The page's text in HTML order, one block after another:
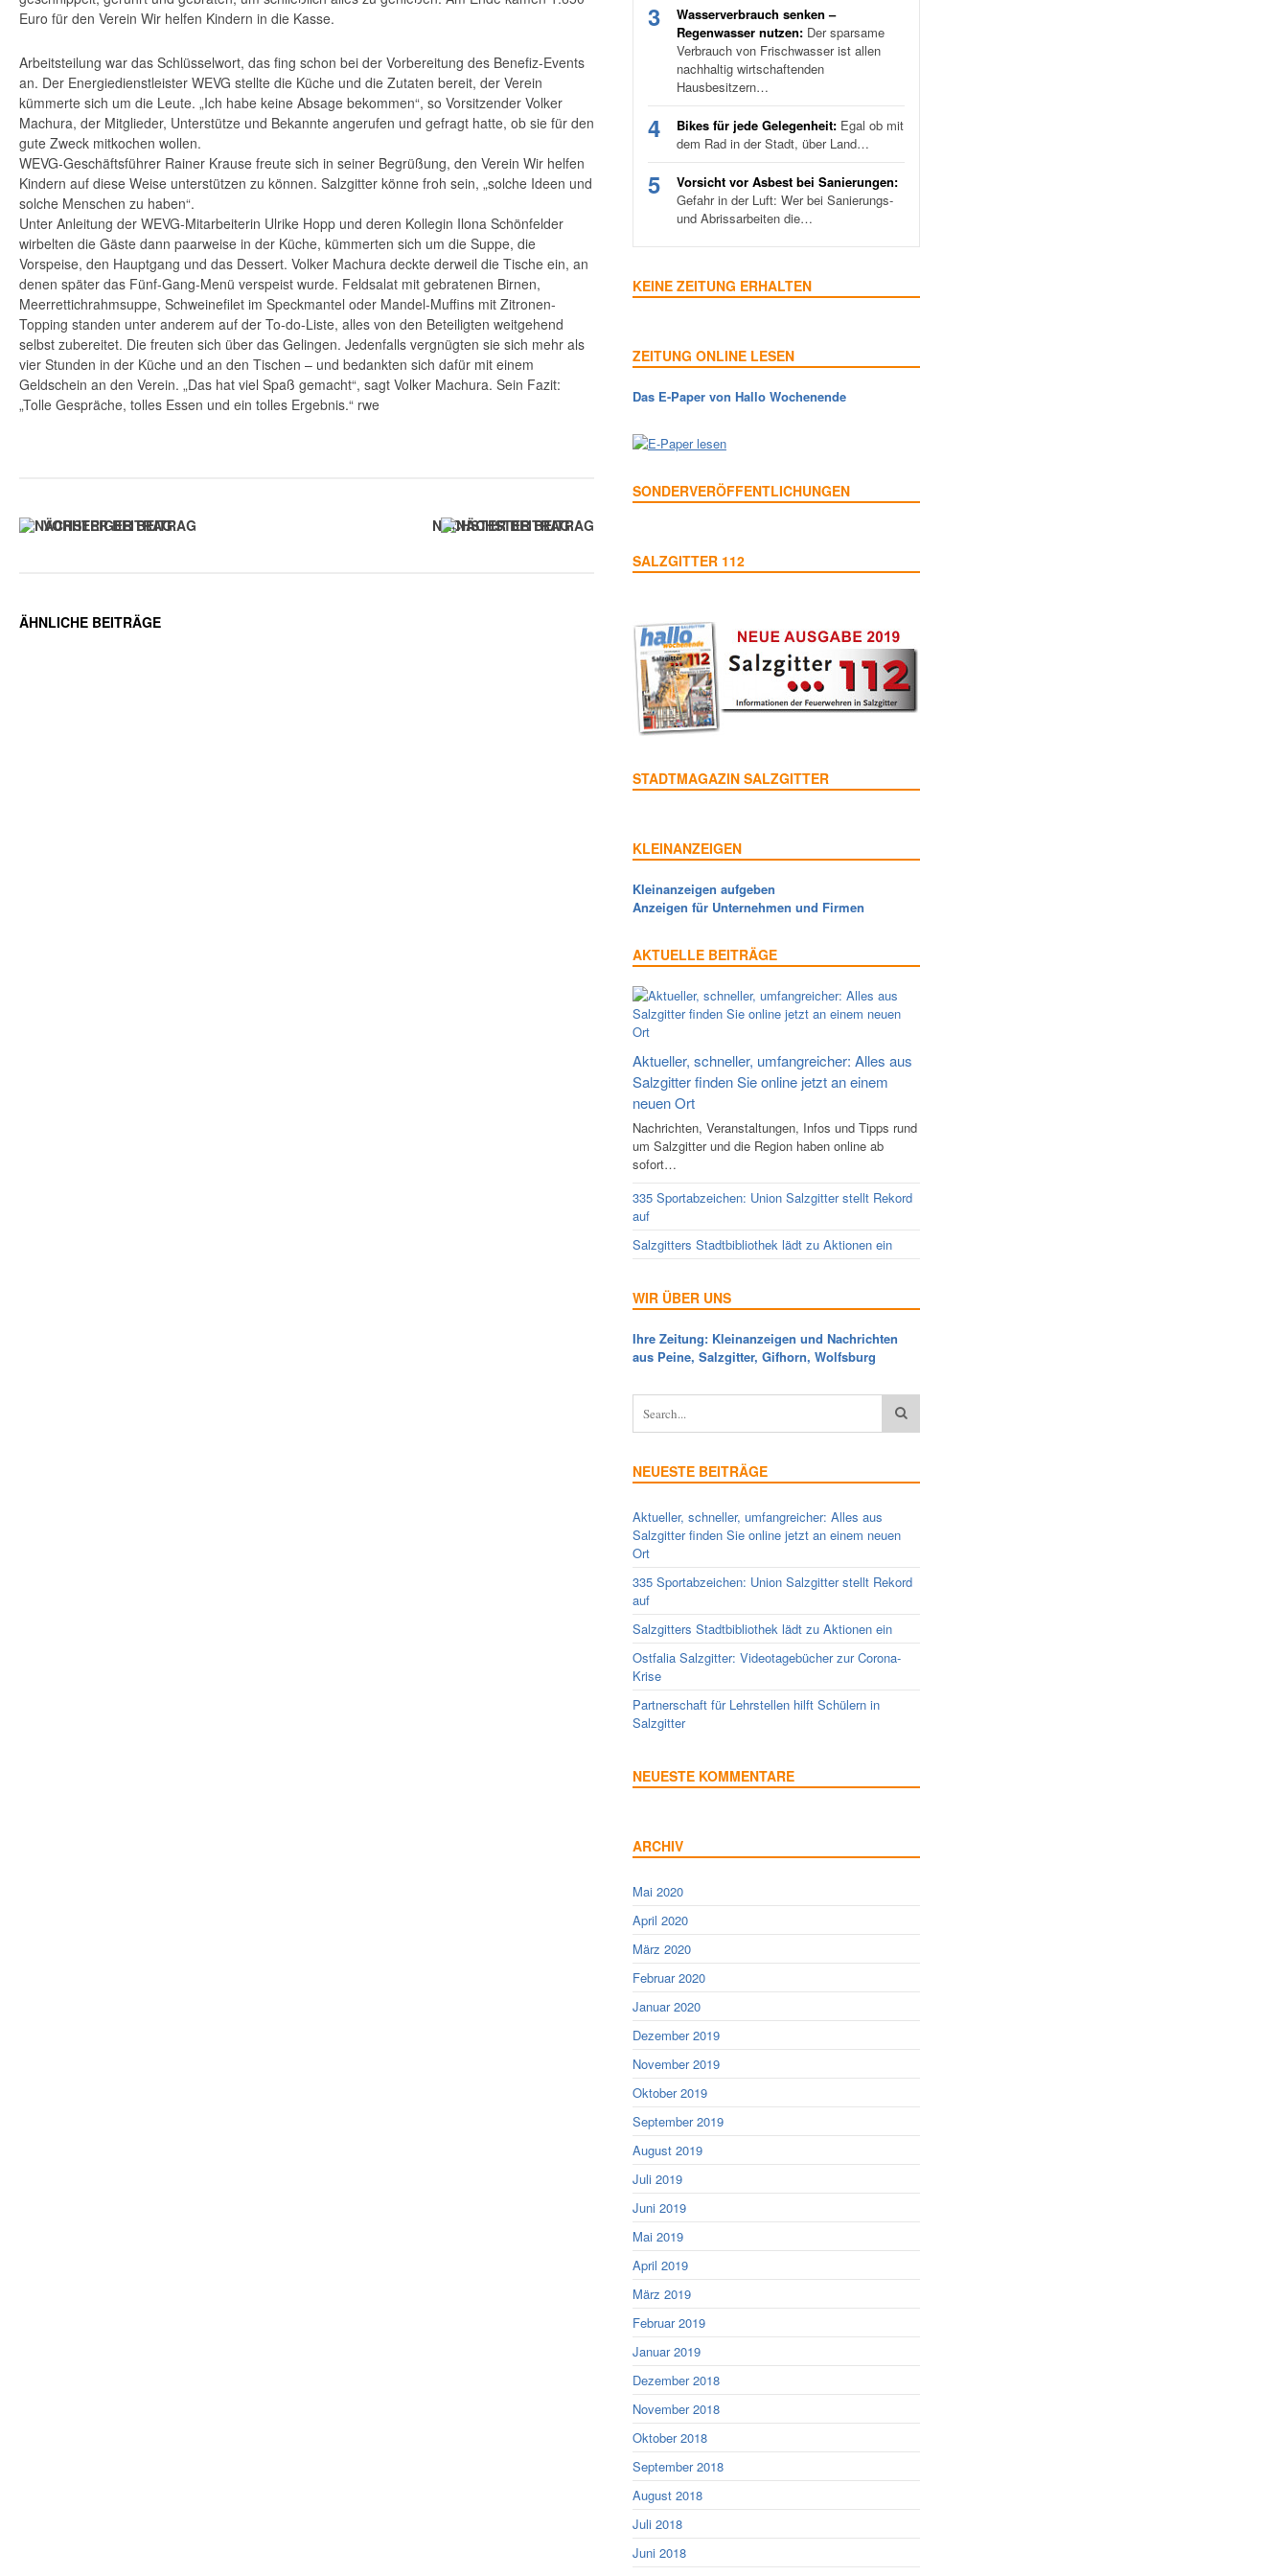
Euro für den Verein Wir helfen Kindern in die Kasse.
Arbeitsteilung war das Schlüsselwort, das fing schon bei der Vorbereitung des Benefiz-Events
an. Der Energiedienstleister WEVG stellte die Küche und die Zutaten bereit, der Verein
kümmerte sich um die Leute. „Ich habe keine Absage bekommen“, so Vorsitzender Volker
Machura, der Mitglieder, Unterstütze und Bekannte angerufen und gefragt hatte, ob sie für den
gute Zweck mitkochen wollen.
WEVG-Geschäftsführer Rainer Krause freute sich in seiner Begrüßung, den Verein Wir helfen
Kindern auf diese Weise unterstützen zu können. Salzgitter könne froh sein, „solche Ideen und
solche Menschen zu haben“.
Unter Anleitung der WEVG-Mitarbeiterin Ulrike Hopp und deren Kollegin Ilona Schönfelder
wirbelten die Gäste dann paarweise in der Küche, kümmerten sich um die Suppe, die
Vorspeise, den Hauptgang und das Dessert. Volker Machura deckte derweil die Tische ein, an
denen später das Fünf-Gang-Menü verspeist wurde. Feldsalat mit gebratenen Birnen,
Meerrettichrahmsuppe, Schweinefilet im Speckmantel oder Mandel-Muffins mit Zitronen-
Topping standen unter anderem auf der To-do-Liste, alles von den Beteiligten weitgehend
selbst zubereitet. Die freuten sich über das Gelingen. Jedenfalls vergnügten sie sich mehr als
vier Stunden in der Küche und an den Tischen – und bedankten sich dafür mit einem
Geldschein an den Verein. „Das hat viel Spaß gemacht“, sagt Volker Machura. Sein Fazit:
„Tolle Gespräche, tolles Essen und ein tolles Ergebnis.“ rwe
VORHERIGER BEITRAG NÄCHSTER BEITRAG
ÄHNLICHE BEITRÄGE
3
Wasserverbrauch senken –
Regenwasser nutzen: Der sparsame
Verbrauch von Frischwasser ist allen
nachhaltig wirtschaftenden
Hausbesitzern…
4 Bikes für jede Gelegenheit: Egal ob mit
dem Rad in der Stadt, über Land…
5
Vorsicht vor Asbest bei Sanierungen:
Gefahr in der Luft: Wer bei Sanierungs-
und Abrissarbeiten die…
KEINE ZEITUNG ERHALTEN
ZEITUNG ONLINE LESEN
Das E-Paper von Hallo Wochenende
SONDERVERÖFFENTLICHUNGEN
SALZGITTER 112
STADTMAGAZIN SALZGITTER
KLEINANZEIGEN
Kleinanzeigen aufgeben
Anzeigen für Unternehmen und Firmen
AKTUELLE BEITRÄGE
Aktueller, schneller, umfangreicher: Alles aus
Salzgitter finden Sie online jetzt an einem
neuen Ort
Nachrichten, Veranstaltungen, Infos und Tipps rund
um Salzgitter und die Region haben online ab
sofort…
335 Sportabzeichen: Union Salzgitter stellt Rekord
auf
Salzgitters Stadtbibliothek lädt zu Aktionen ein
WIR ÜBER UNS
Ihre Zeitung: Kleinanzeigen und Nachrichten
aus Peine, Salzgitter, Gifhorn, Wolfsburg
NEUESTE BEITRÄGE
Aktueller, schneller, umfangreicher: Alles aus
Salzgitter finden Sie online jetzt an einem neuen
Ort
335 Sportabzeichen: Union Salzgitter stellt Rekord
auf
Salzgitters Stadtbibliothek lädt zu Aktionen ein
Ostfalia Salzgitter: Videotagebücher zur Corona-
Krise
Partnerschaft für Lehrstellen hilft Schülern in
Salzgitter
NEUESTE KOMMENTARE
ARCHIV
Mai 2020
April 2020
März 2020
Februar 2020
Januar 2020
Dezember 2019
November 2019
Oktober 2019
September 2019
August 2019
Juli 2019
Juni 2019
Mai 2019
April 2019
März 2019
Februar 2019
Januar 2019
Dezember 2018
November 2018
Oktober 2018
September 2018
August 2018
Juli 2018
Juni 2018